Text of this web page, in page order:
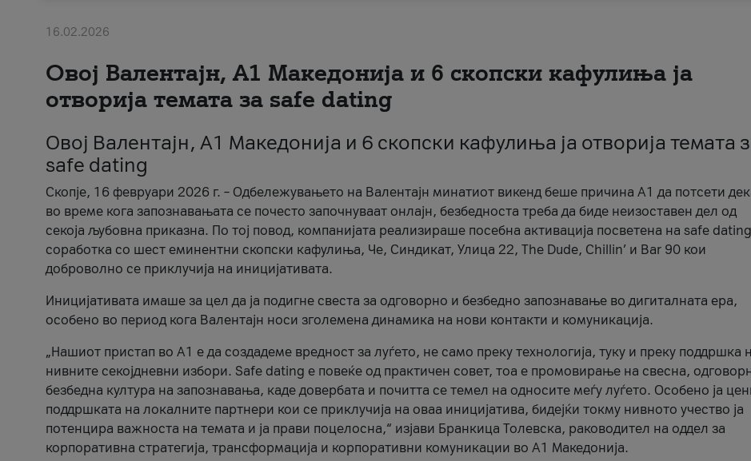
16.02.2026
Овој Валентајн, A1 Македонија и 6 скопски кафулиња ја
отворија темата за safe dating
Овој Валентајн, A1 Македонија и 6 скопски кафулиња ја отворија темата
safe dating
Скопје, 16 февруари 2026 г. – Одбележувањето на Валентајн минатиот викенд беше причина А1 да потсети
во време кога запознавањата се почесто започнуваат онлајн, безбедноста треба да биде неизоставен дел од
секоја љубовна приказна. По тој повод, компанијата реализираше посебна активација посветена на safe
соработка со шест еминентни скопски кафулиња, Че, Синдикат, Улица 22, The Dude, Chillin’ и Bar 90 кои
доброволно се приклучија на иницијативата.
Иницијативата имаше за цел да ја подигне свеста за одговорно и безбедно запознавање во дигиталната ера,
особено во период кога Валентајн носи зголемена динамика на нови контакти и комуникација.
„Нашиот пристап во А1 е да создадеме вредност за луѓето, не само преку технологија, туку и преку поддршка
нивните секојдневни избори. Safe dating е повеќе од практичен совет, тоа е промовирање на свесна,
безбедна култура на запознавања, каде довербата и почитта се темел на односите меѓу луѓето. Особено ја
поддршката на локалните партнери кои се приклучија на оваа иницијатива, бидејќи токму нивното учество ја
потенцира важноста на темата и ја прави поцелосна,“ изјави Бранкица Толевска, раководител на оддел за
корпоративна стратегија, трансформација и корпоративни комуникации во А1 Македонија.